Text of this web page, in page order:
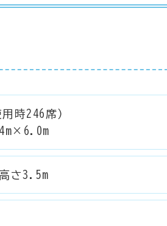
時246席）
さ3.5m